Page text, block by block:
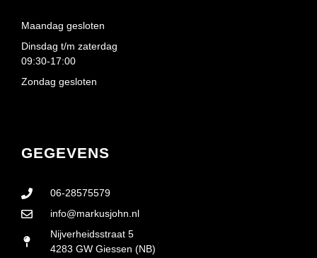
GEGEVENS
06-28575579
info@markusjohn.nl
Nijverheidsstraat 5
4283 GW Giessen (NB)
Maandag gesloten
Dinsdag t/m zaterdag
09:30-17:00
Zondag gesloten